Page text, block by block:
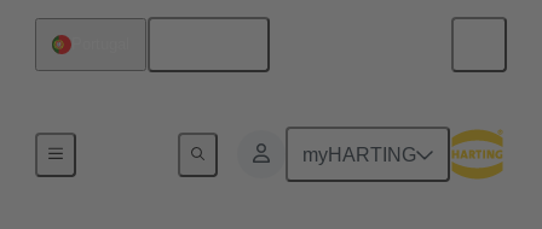
myHARTING